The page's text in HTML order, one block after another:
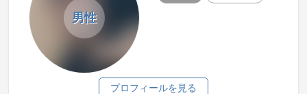
男性
プロフィールを見る